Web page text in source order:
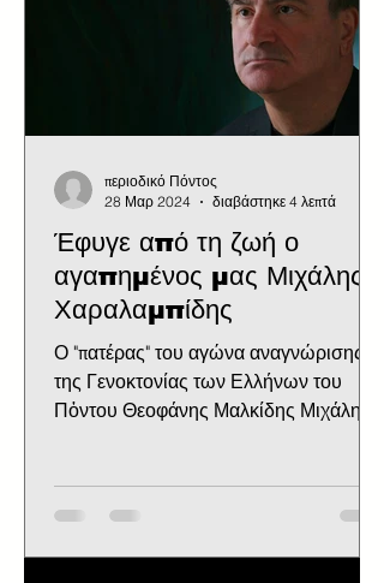
Έφυγε από τη ζωή ο
αγαπημένος μας Μιχάλης
Χαραλαμπίδης
Ο "πατέρας" του αγώνα αναγνώρισης
της Γενοκτονίας των Ελλήνων του
Πὀντου Θεοφάνης Μαλκίδης Μιχάλης
περιοδικό Πόντος
28 Μαρ 2024
διαβάστηκε 4 λεπτά